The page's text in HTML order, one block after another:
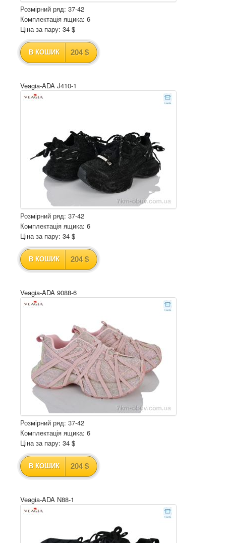
Розмірний ряд: 37-42
Комплектація ящика: 6
Ціна за пару: 34 $
В КОШИК 204 $
Veagia-ADA J410-1
Розмірний ряд: 37-42
Комплектація ящика: 6
Ціна за пару: 34 $
В КОШИК 204 $
Veagia-ADA 9088-6
Розмірний ряд: 37-42
Комплектація ящика: 6
Ціна за пару: 34 $
В КОШИК 204 $
Veagia-ADA N88-1